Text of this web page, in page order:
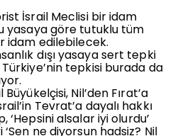
İsrail Meclisi bir idam
yasaya göre tutuklu tüm
idam edilebilecek.
dışı yasaya sert tepki
tepkisi burada da
Nil’den Fırat’a
Tevrat’a dayalı hakkı
‘Hepsini alsalar iyi olurdu’
‘Sen ne diyorsun hadsiz? Nil